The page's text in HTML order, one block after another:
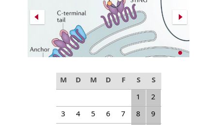
Helicobacter pylori
Qualitätsmanagement
M D M D F S
S
1
2
3
4 5 6 7 8
9